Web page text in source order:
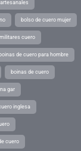
bolso de cuero mujer
cuero
boinas de cuero para hombre
boinas de cuero
gar
inglesa
cuero